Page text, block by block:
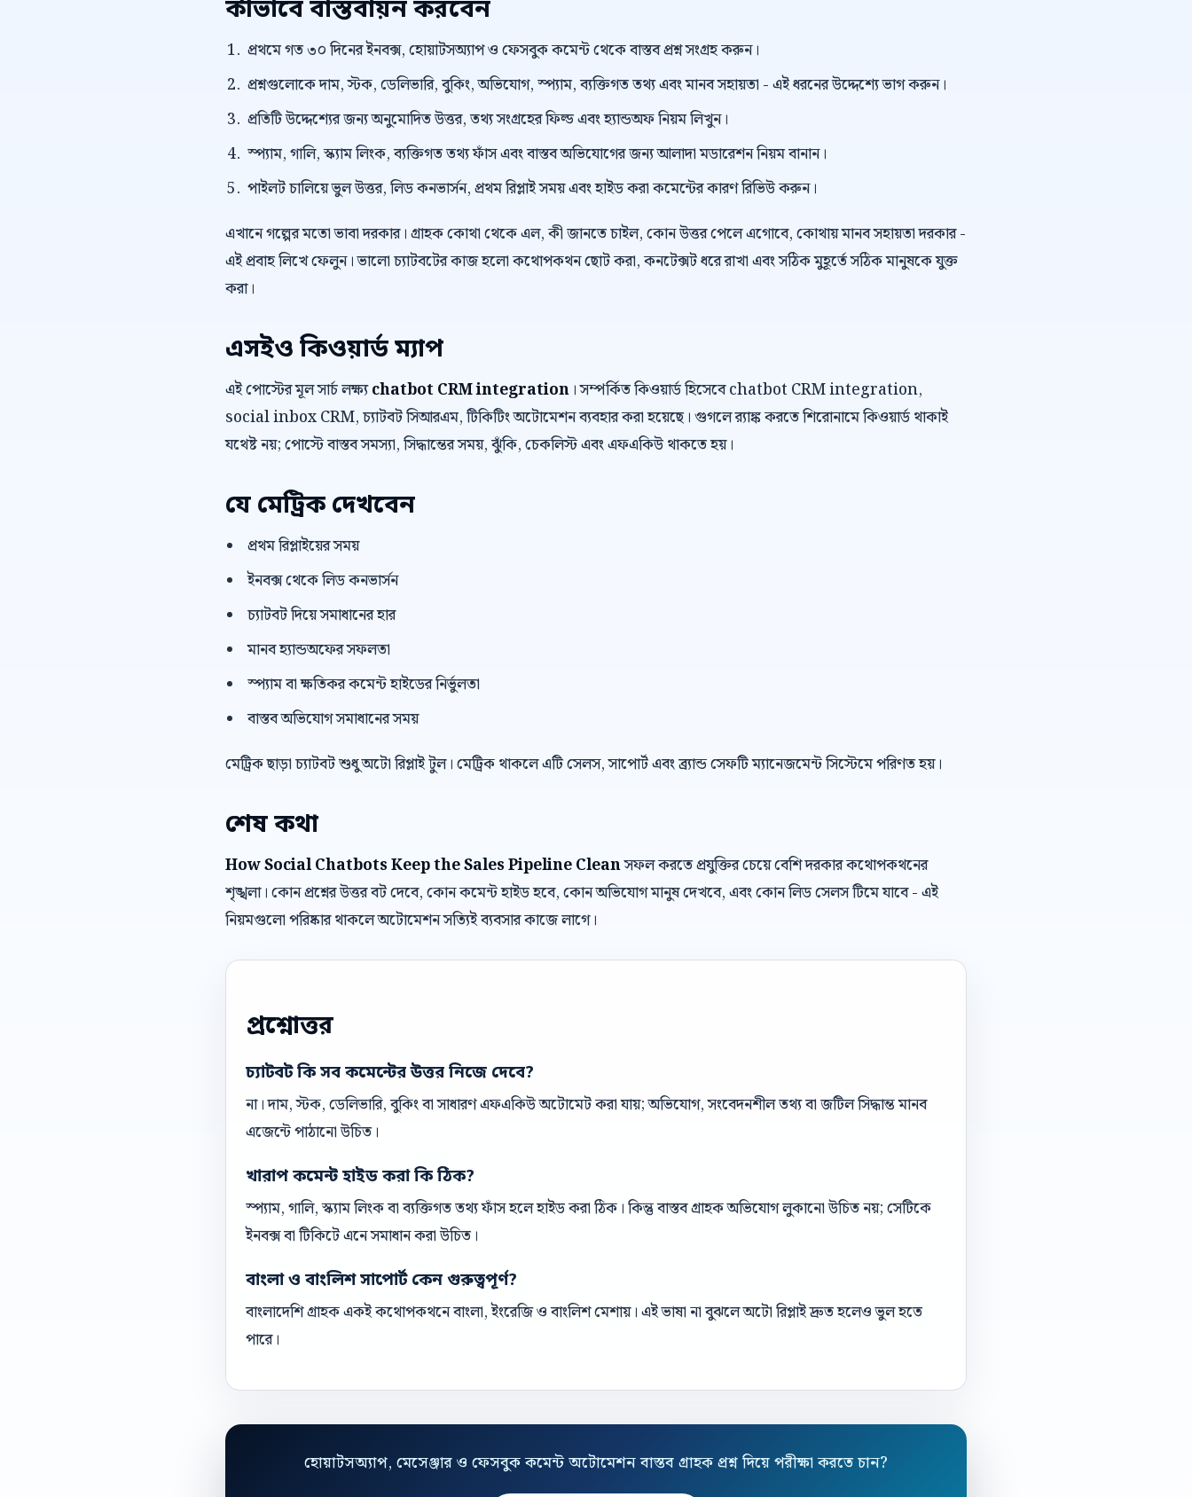
কীভাবে বাস্তবায়ন করবেন
প্রথমে গত ৩০ দিনের ইনবক্স, হোয়াটসঅ্যাপ ও ফেসবুক কমেন্ট থেকে বাস্তব প্রশ্ন সংগ্রহ করুন।
প্রশ্নগুলোকে দাম, স্টক, ডেলিভারি, বুকিং, অভিযোগ, স্প্যাম, ব্যক্তিগত তথ্য এবং মানব সহায়তা - এই ধরনের উদ্দেশ্যে ভাগ করুন।
প্রতিটি উদ্দেশ্যের জন্য অনুমোদিত উত্তর, তথ্য সংগ্রহের ফিল্ড এবং হ্যান্ডঅফ নিয়ম লিখুন।
স্প্যাম, গালি, স্ক্যাম লিংক, ব্যক্তিগত তথ্য ফাঁস এবং বাস্তব অভিযোগের জন্য আলাদা মডারেশন নিয়ম বানান।
পাইলট চালিয়ে ভুল উত্তর, লিড কনভার্সন, প্রথম রিপ্লাই সময় এবং হাইড করা কমেন্টের কারণ রিভিউ করুন।
এখানে গল্পের মতো ভাবা দরকার। গ্রাহক কোথা থেকে এল, কী জানতে চাইল, কোন উত্তর পেলে এগোবে, কোথায় মানব সহায়তা দরকার -
এই প্রবাহ লিখে ফেলুন। ভালো চ্যাটবটের কাজ হলো কথোপকথন ছোট করা, কনটেক্সট ধরে রাখা এবং সঠিক মুহূর্তে সঠিক মানুষকে যুক্ত
করা।
এসইও কিওয়ার্ড ম্যাপ
এই পোস্টের মূল সার্চ লক্ষ্যchatbot CRM integration । সম্পর্কিত কিওয়ার্ড হিসেবে chatbot CRM integration,
social inbox CRM, চ্যাটবট সিআরএম, টিকিটিং অটোমেশন ব্যবহার করা হয়েছে। গুগলে র‍্যাঙ্ক করতে শিরোনামে কিওয়ার্ড থাকাই
যথেষ্ট নয়; পোস্টে বাস্তব সমস্যা, সিদ্ধান্তের সময়, ঝুঁকি, চেকলিস্ট এবং এফএকিউ থাকতে হয়।
যে মেট্রিক দেখবেন
প্রথম রিপ্লাইয়ের সময়
ইনবক্স থেকে লিড কনভার্সন
চ্যাটবট দিয়ে সমাধানের হার
মানব হ্যান্ডঅফের সফলতা
স্প্যাম বা ক্ষতিকর কমেন্ট হাইডের নির্ভুলতা
বাস্তব অভিযোগ সমাধানের সময়
মেট্রিক ছাড়া চ্যাটবট শুধু অটো রিপ্লাই টুল। মেট্রিক থাকলে এটি সেলস, সাপোর্ট এবং ব্র্যান্ড সেফটি ম্যানেজমেন্ট সিস্টেমে পরিণত হয়।
শেষ কথা
How Social Chatbots Keep the Sales Pipeline Cleanসফল করতে প্রযুক্তির চেয়ে বেশি দরকার কথোপকথনের
শৃঙ্খলা। কোন প্রশ্নের উত্তর বট দেবে, কোন কমেন্ট হাইড হবে, কোন অভিযোগ মানুষ দেখবে, এবং কোন লিড সেলস টিমে যাবে - এই
নিয়মগুলো পরিষ্কার থাকলে অটোমেশন সত্যিই ব্যবসার কাজে লাগে।
প্রশ্নোত্তর
চ্যাটবট কি সব কমেন্টের উত্তর নিজে দেবে?
না। দাম, স্টক, ডেলিভারি, বুকিং বা সাধারণ এফএকিউ অটোমেট করা যায়; অভিযোগ, সংবেদনশীল তথ্য বা জটিল সিদ্ধান্ত মানব
এজেন্টে পাঠানো উচিত।
খারাপ কমেন্ট হাইড করা কি ঠিক?
স্প্যাম, গালি, স্ক্যাম লিংক বা ব্যক্তিগত তথ্য ফাঁস হলে হাইড করা ঠিক। কিন্তু বাস্তব গ্রাহক অভিযোগ লুকানো উচিত নয়; সেটিকে
ইনবক্স বা টিকিটে এনে সমাধান করা উচিত।
বাংলা ও বাংলিশ সাপোর্ট কেন গুরুত্বপূর্ণ?
বাংলাদেশি গ্রাহক একই কথোপকথনে বাংলা, ইংরেজি ও বাংলিশ মেশায়। এই ভাষা না বুঝলে অটো রিপ্লাই দ্রুত হলেও ভুল হতে
পারে।
হোয়াটসঅ্যাপ, মেসেঞ্জার ও ফেসবুক কমেন্ট অটোমেশন বাস্তব গ্রাহক প্রশ্ন দিয়ে পরীক্ষা করতে চান?